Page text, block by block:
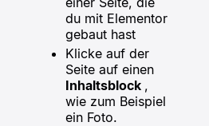
du mit Elementor
gebaut hast
Klicke auf der
Seite auf einen
Inhaltsblock ,
wie zum Beispiel
ein Foto.